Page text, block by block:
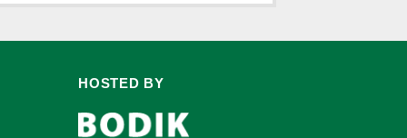
HOSTED BY